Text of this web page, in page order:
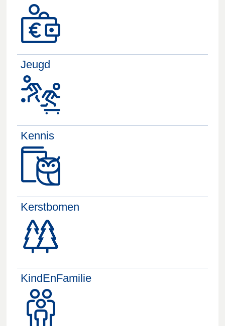
Jeugd
Kennis
Kerstbomen
KindEnFamilie